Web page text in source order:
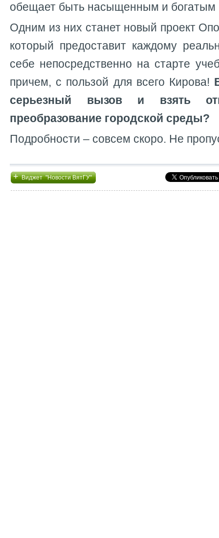
обещает быть насыщенным и богатым
Одним из них станет новый проект
который предоставит каждому
себе непосредственно на старте
причем, с пользой для всего Кирова!
серьезный вызов и взять
преобразование городской среды?
Подробности – совсем скоро. Не
+Виджет "Новости ВятГУ"